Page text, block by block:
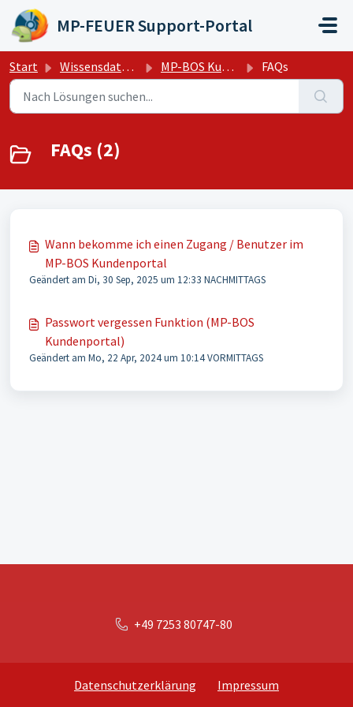
Zum hauptsächlichen Inhalt gehen
MP-FEUER Support-Portal
Start Wissensdatenbank MP-BOS Kundenportal FAQs
FAQs (2)
Wann bekomme ich einen Zugang / Benutzer im
MP-BOS Kundenportal
Geändert am Di, 30 Sep, 2025 um 12:33 NACHMITTAGS
Passwort vergessen Funktion (MP-BOS
Kundenportal)
Geändert am Mo, 22 Apr, 2024 um 10:14 VORMITTAGS
+49 7253 80747-80
Datenschutzerklärung Impressum